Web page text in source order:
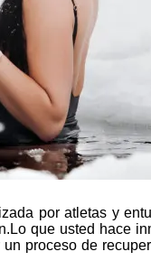
por atletas y
que usted hace
proceso de